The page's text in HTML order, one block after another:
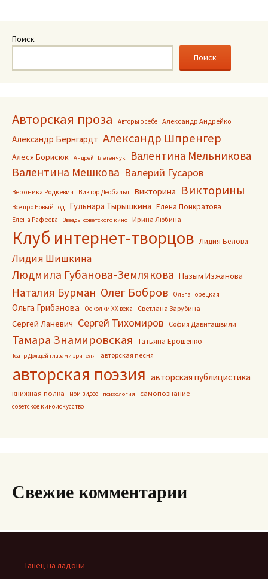
записям
Поиск
Поиск
Авторская проза Авторы о себе Александр Андрейко
Александр Бернгардт Александр Шпренгер
Алеся Борисюк Андрей Плетенчук
Валентина Мельникова
Валентина Мешкова Валерий Гусаров
Вероника Родкевич Виктор Деобальд Викторина Викторины
Все про Новый год Гульнара Тырышкина Елена Понкратова
Елена Рафеева Звезды советского кино Ирина Любина
Клуб интернет-творцов Лидия Белова
Лидия Шишкина
Людмила Губанова-Землякова Назым Изжанова
Наталия Бурман Олег Бобров Ольга Горецкая
Ольга Грибанова Осколки ХХ века Светлана Зарубина
Сергей Ланевич Сергей Тихомиров София Давиташвили
Тамара Знамировская Татьяна Ерошенко
Театр Дождей глазами зрителя авторская песня
авторская поэзия авторская публицистика
книжная полка мои видео психология самопознание
советское киноискусство
Свежие комментарии
Танец на ладони